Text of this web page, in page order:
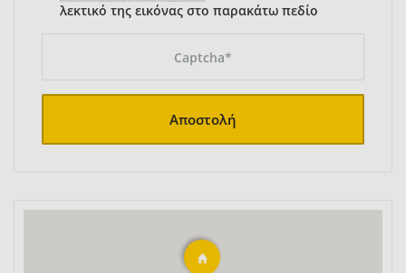
λεκτικό της εικόνας στο παρακάτω πεδίο
Αποστολή